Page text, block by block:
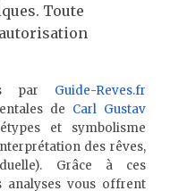
Toute
par Guide-Reves.fr
de Carl Gustav
et symbolisme
des rêves,
Grâce à ces
analyses vous offrent